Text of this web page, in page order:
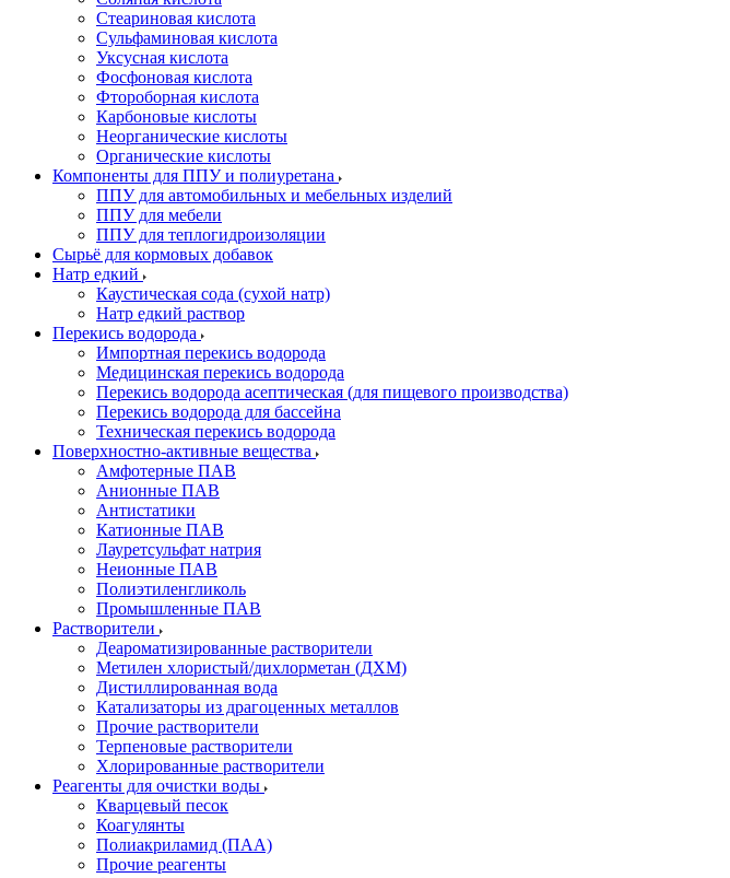
Стеариновая кислота
Сульфаминовая кислота
Уксусная кислота
Фосфоновая кислота
Фтороборная кислота
Карбоновые кислоты
Неорганические кислоты
Органические кислоты
Компоненты для ППУ и полиуретана
ППУ для автомобильных и мебельных изделий
ППУ для мебели
ППУ для теплогидроизоляции
Сырьё для кормовых добавок
Натр едкий
Каустическая сода (сухой натр)
Натр едкий раствор
Перекись водорода
Импортная перекись водорода
Медицинская перекись водорода
Перекись водорода асептическая (для пищевого производства)
Перекись водорода для бассейна
Техническая перекись водорода
Поверхностно-активные вещества
Амфотерные ПАВ
Анионные ПАВ
Антистатики
Катионные ПАВ
Лауретсульфат натрия
Неионные ПАВ
Полиэтиленгликоль
Промышленные ПАВ
Растворители
Деароматизированные растворители
Метилен хлористый/дихлорметан (ДХМ)
Дистиллированная вода
Катализаторы из драгоценных металлов
Прочие растворители
Терпеновые растворители
Хлорированные растворители
Реагенты для очистки воды
Кварцевый песок
Коагулянты
Полиакриламид (ПАА)
Прочие реагенты